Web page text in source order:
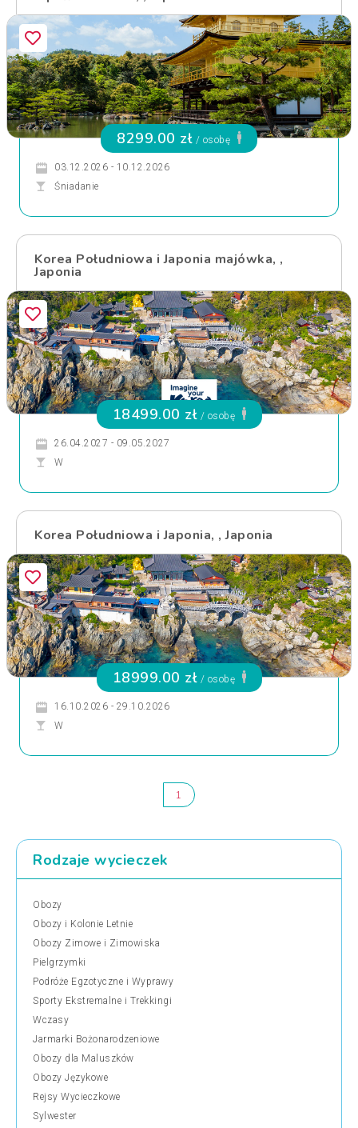
8299.00 zł / osobę
03.12.2026 - 10.12.2026
Śniadanie
Korea Południowa i Japonia majówka, ,
Japonia
18499.00 zł / osobę
26.04.2027 - 09.05.2027
W
Korea Południowa i Japonia, , Japonia
18999.00 zł / osobę
16.10.2026 - 29.10.2026
W
1
Rodzaje wycieczek
Obozy
Obozy i Kolonie Letnie
Obozy Zimowe i Zimowiska
Pielgrzymki
Podróże Egzotyczne i Wyprawy
Sporty Ekstremalne i Trekkingi
Wczasy
Jarmarki Bożonarodzeniowe
Obozy dla Maluszków
Obozy Językowe
Rejsy Wycieczkowe
Sylwester